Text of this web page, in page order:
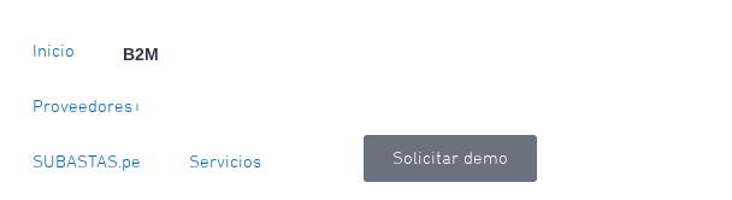
Inicio B2M
Proveedores+
SUBASTAS.pe Servicios Solicitar demo